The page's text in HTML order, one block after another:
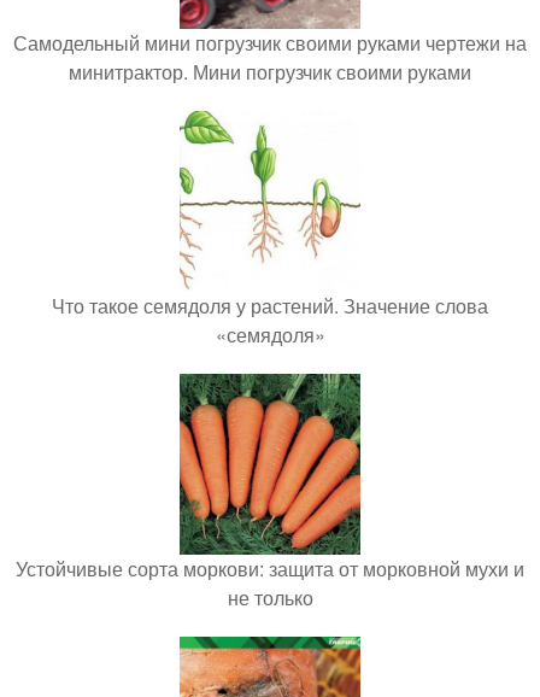
Самодельный мини погрузчик своими руками чертежи на
минитрактор. Мини погрузчик своими руками
Что такое семядоля у растений. Значение слова
«семядоля»
Устойчивые сорта моркови: защита от морковной мухи и
не только